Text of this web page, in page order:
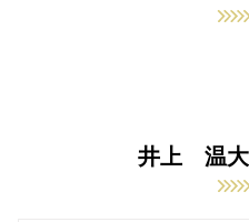
井上 温大